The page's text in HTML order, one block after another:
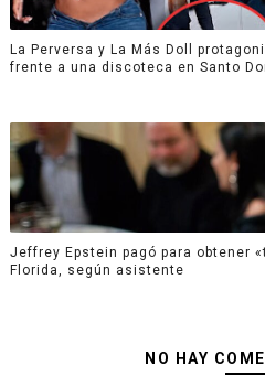
La Perversa y La Más Doll
frente a una discoteca en Santo
Jeffrey Epstein pagó para obtener
Florida, según asistente
NO HAY